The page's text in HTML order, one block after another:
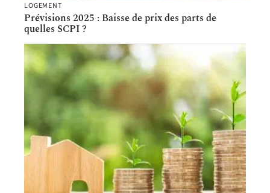
LOGEMENT
Prévisions 2025 : Baisse de prix des parts de
quelles SCPI ?